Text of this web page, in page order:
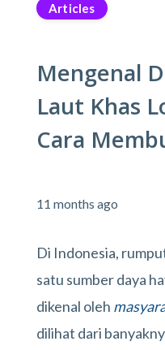
Articles
Mengenal
Laut Khas
Cara
11 months ago
Di Indonesia,
satu sumber daya
dikenal oleh
dilihat dari